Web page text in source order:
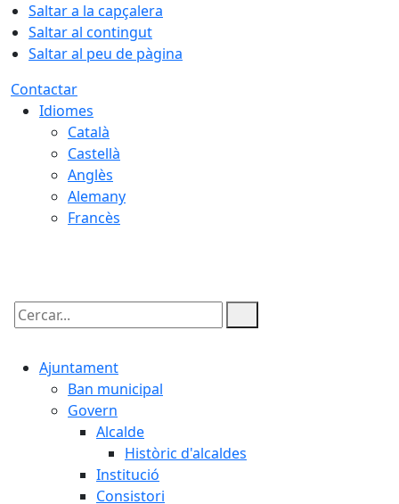
Saltar a la capçalera
Saltar al contingut
Saltar al peu de pàgina
Contactar
Idiomes
Català
Castellà
Anglès
Alemany
Francès
Cercar:
Ajuntament
Ban municipal
Govern
Alcalde
Històric d'alcaldes
Institució
Consistori